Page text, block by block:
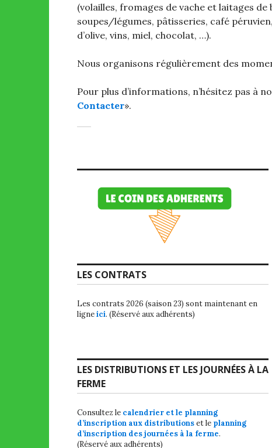
(volailles, fromages de vache et laitages
soupes/légumes, pâtisseries, café
d’olive, vins, miel, chocolat, …).
Nous organisons régulièrement des
Pour plus d’informations, n’hésitez pas à
Contacter».
LES CONTRATS
Les contrats 2026 (saison 23) sont maintenant en
ligneici. (Réservé aux adhérents)
LES DISTRIBUTIONS ET LES JOURNÉES À LA
FERME
Consultez le calendrier et le planning
d’inscription aux distributionset le planning
d’inscription des journées à la ferme.
(Réservé aux adhérents)